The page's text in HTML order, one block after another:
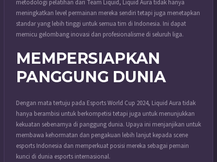
metodologi pelatihan dari Team Liquid, Liquid Aura tidak hanya
meningkatkan level permainan mereka sendiri tetapi juga menetapkan
standar yang lebih tinggi untuk semua tim di Indonesia. Ini dapat
memicu gelombang inovasi dan profesionalisme di seluruh liga.
MEMPERSIAPKAN
PANGGUNG DUNIA
Dengan mata tertuju pada Esports World Cup 2024, Liquid Aura tidak
hanya berambisi untuk berkompetisi tetapi juga untuk menunjukkan
kekuatan sebenarnya di panggung dunia. Upaya ini menjanjikan untuk
membawa kehormatan dan pengakuan lebih lanjut kepada scene
esports Indonesia dan memperkuat posisi mereka sebagai pemain
kunci di dunia esports internasional.